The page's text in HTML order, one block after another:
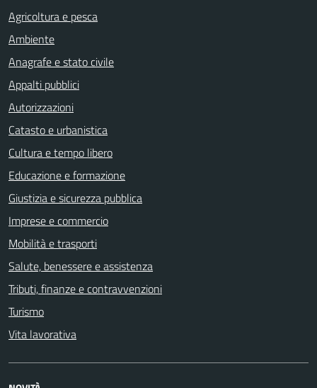
Agricoltura e pesca
Ambiente
Anagrafe e stato civile
Appalti pubblici
Autorizzazioni
Catasto e urbanistica
Cultura e tempo libero
Educazione e formazione
Giustizia e sicurezza pubblica
Imprese e commercio
Mobilità e trasporti
Salute, benessere e assistenza
Tributi, finanze e contravvenzioni
Turismo
Vita lavorativa